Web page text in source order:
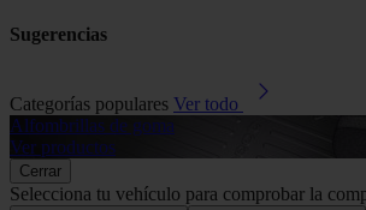
Sugerencias
Categorías populares Ver todo
Alfombrillas de goma
Ver productos
Cerrar
Selecciona tu vehículo para comprobar la